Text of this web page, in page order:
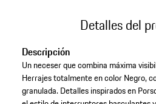
Detalles del
Descripción
Un neceser que combina máxima
Herrajes totalmente en color Negro,
granulada. Detalles inspirados en